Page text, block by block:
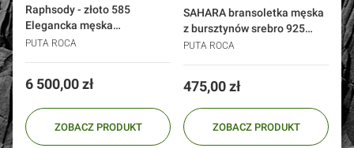
Raphsody - złoto 585
Elegancka męska
bransoletka onyksy
PUTA ROCA
Cena
6 500,00 zł
ZOBACZ PRODUKT
SAHARA bransoletka męska
z bursztynów srebro 925
złoto
PUTA ROCA
Cena
475,00 zł
ZOBACZ PRODUKT